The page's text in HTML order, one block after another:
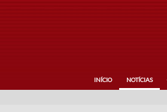
INÍCIO NOTÍCIAS